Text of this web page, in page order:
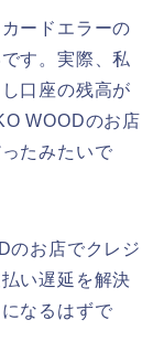
ードエラーの
す。実際、私
口座の残高が
WOODのお店
たみたいで
のお店でクレジ
い遅延を解決
なるはずで